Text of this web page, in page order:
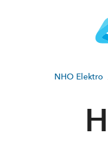
NHO Elektro